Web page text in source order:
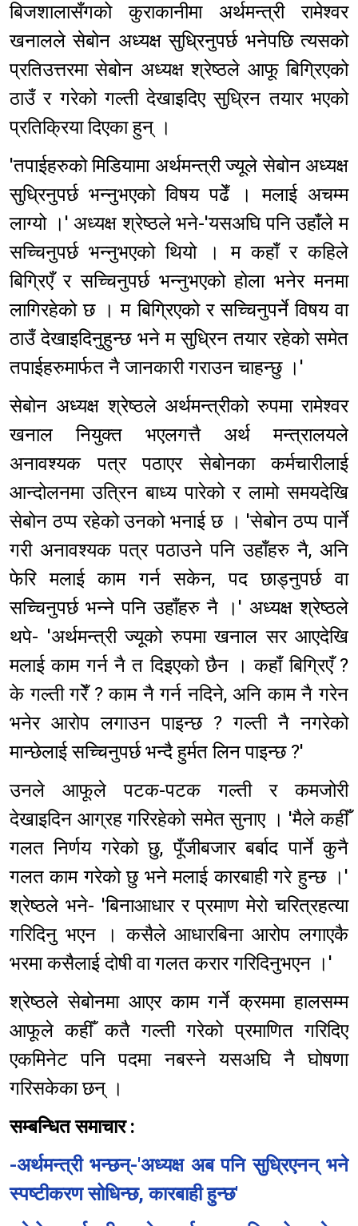
बिजशालासँगको कुराकानीमा अर्थमन्त्री रामेश्वर
खनालले सेबोन अध्यक्ष सुध्रिनुपर्छ भनेपछि त्यसको
प्रतिउत्तरमा सेबोन अध्यक्ष श्रेष्ठले आफू बिग्रिएको
ठाउँ र गरेको गल्ती देखाइदिए सुध्रिन तयार भएको
प्रतिक्रिया दिएका हुन् ।
'तपाईहरुको मिडियामा अर्थमन्त्री ज्यूले सेबोन अध्यक्ष
सुध्रिनुपर्छ भन्नुभएको विषय पढेँ । मलाई अचम्म
लाग्यो ।' अध्यक्ष श्रेष्ठले भने-'यसअघि पनि उहाँले म
सच्चिनुपर्छ भन्नुभएको थियो । म कहाँ र कहिले
बिग्रिएँ र सच्चिनुपर्छ भन्नुभएको होला भनेर मनमा
लागिरहेको छ । म बिग्रिएको र सच्चिनुपर्ने विषय वा
ठाउँ देखाइदिनुहुन्छ भने म सुध्रिन तयार रहेको समेत
तपाईहरुमार्फत नै जानकारी गराउन चाहन्छु ।'
सेबोन अध्यक्ष श्रेष्ठले अर्थमन्त्रीको रुपमा रामेश्वर
खनाल नियुक्त भएलगत्तै अर्थ मन्त्रालयले
अनावश्यक पत्र पठाएर सेबोनका कर्मचारीलाई
आन्दोलनमा उत्रिन बाध्य पारेको र लामो समयदेखि
सेबोन ठप्प रहेको उनको भनाई छ । 'सेबोन ठप्प पार्ने
गरी अनावश्यक पत्र पठाउने पनि उहाँहरु नै, अनि
फेरि मलाई काम गर्न सकेन, पद छाड्नुपर्छ वा
सच्चिनुपर्छ भन्ने पनि उहाँहरु नै ।' अध्यक्ष श्रेष्ठले
थपे- 'अर्थमन्त्री ज्यूको रुपमा खनाल सर आएदेखि
मलाई काम गर्न नै त दिइएको छैन । कहाँ बिग्रिएँ ?
के गल्ती गरेँ ? काम नै गर्न नदिने, अनि काम नै गरेन
भनेर आरोप लगाउन पाइन्छ ? गल्ती नै नगरेको
मान्छेलाई सच्चिनुपर्छ भन्दै हुर्मत लिन पाइन्छ ?'
उनले आफूले पटक-पटक गल्ती र कमजोरी
देखाइदिन आग्रह गरिरहेको समेत सुनाए । 'मैले कहीँ
गलत निर्णय गरेको छु, पूँजीबजार बर्बाद पार्ने कुनै
गलत काम गरेको छु भने मलाई कारबाही गरे हुन्छ ।'
श्रेष्ठले भने- 'बिनाआधार र प्रमाण मेरो चरित्रहत्या
गरिदिनु भएन । कसैले आधारबिना आरोप लगाएकै
भरमा कसैलाई दोषी वा गलत करार गरिदिनुभएन ।'
श्रेष्ठले सेबोनमा आएर काम गर्ने क्रममा हालसम्म
आफूले कहीँ कतै गल्ती गरेको प्रमाणित गरिदिए
एकमिनेट पनि पदमा नबस्ने यसअघि नै घोषणा
गरिसकेका छन् ।
सम्बन्धित समाचार :
-अर्थमन्त्री भन्छन्-'अध्यक्ष अब पनि सुध्रिएनन् भने
स्पष्टीकरण सोधिन्छ, कारबाही हुन्छ'